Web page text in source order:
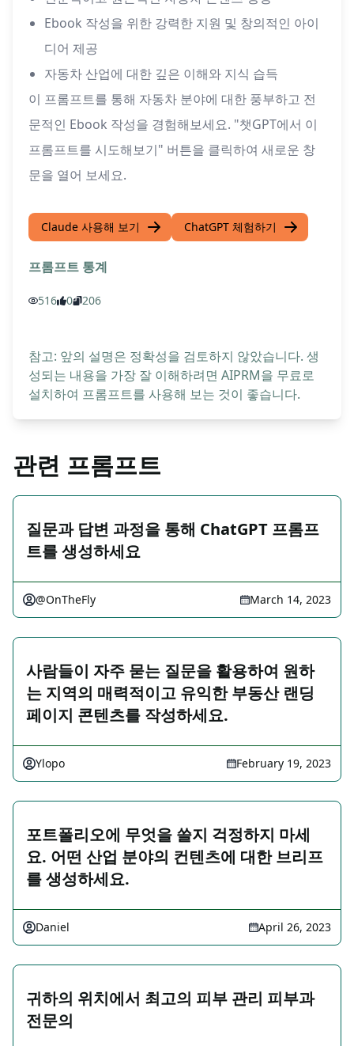
Ebook 작성을 위한 강력한 지원 및 창의적인 아이
디어 제공
자동차 산업에 대한 깊은 이해와 지식 습득
이 프롬프트를 통해 자동차 분야에 대한 풍부하고 전
문적인 Ebook 작성을 경험해보세요. "챗GPT에서 이
프롬프트를 시도해보기" 버튼을 클릭하여 새로운 창
문을 열어 보세요.
Claude 사용해 보기 ChatGPT 체험하기
프롬프트 통계
516 0 206
참고: 앞의 설명은 정확성을 검토하지 않았습니다. 생
성되는 내용을 가장 잘 이해하려면 AIPRM을 무료로
설치하여 프롬프트를 사용해 보는 것이 좋습니다.
관련 프롬프트
질문과 답변 과정을 통해 ChatGPT 프롬프
트를 생성하세요
@OnTheFly March 14, 2023
사람들이 자주 묻는 질문을 활용하여 원하
는 지역의 매력적이고 유익한 부동산 랜딩
페이지 콘텐츠를 작성하세요.
Ylopo February 19, 2023
포트폴리오에 무엇을 쓸지 걱정하지 마세
요. 어떤 산업 분야의 컨텐츠에 대한 브리프
를 생성하세요.
Daniel April 26, 2023
귀하의 위치에서 최고의 피부 관리 피부과
전문의